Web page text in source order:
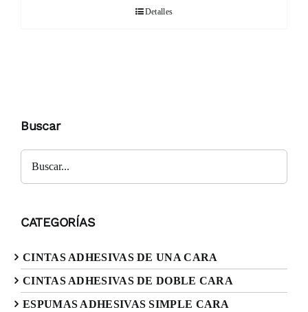
Detalles
Buscar
Buscar
CATEGORÍAS
CINTAS ADHESIVAS DE UNA CARA
CINTAS ADHESIVAS DE DOBLE CARA
ESPUMAS ADHESIVAS SIMPLE CARA